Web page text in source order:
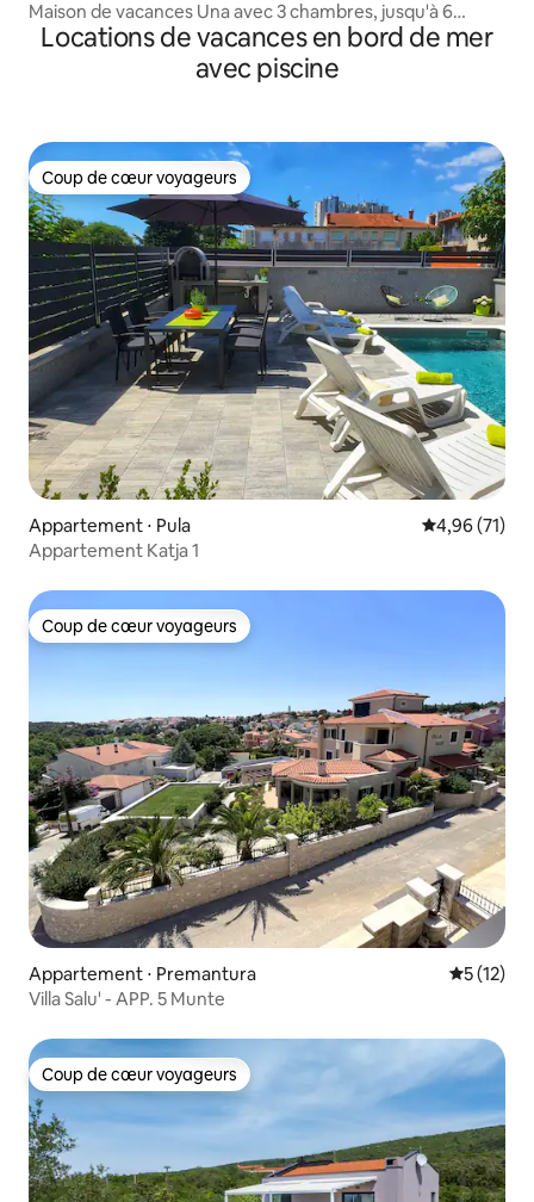
Maison de vacances Una avec 3 chambres, jusqu'à 6
personnes
Locations de vacances en bord de mer
avec piscine
Coup de cœur voyageurs
Coup de cœur voyageurs
Appartement ⋅ Pula Évaluation
4,96 (71)
Appartement Katja 1
Coup de cœur voyageurs
Coup de cœur voyageurs
Appartement ⋅ Premantura
5 (12)
Villa Salu' - APP. 5 Munte
Coup de cœur voyageurs
Coup de cœur voyageurs